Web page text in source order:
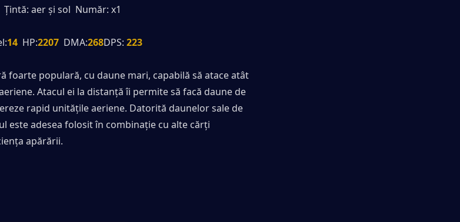
Țintă: aer și sol  Număr: x1
14 HP:2207 DMA:268DPS: 223
foarte populară, cu daune mari, capabilă să atace atât
Atacul ei la distanță îi permite să facă daune de
rapid unitățile aeriene. Datorită daunelor sale de
este adesea folosit în combinație cu alte cărți
apărării.